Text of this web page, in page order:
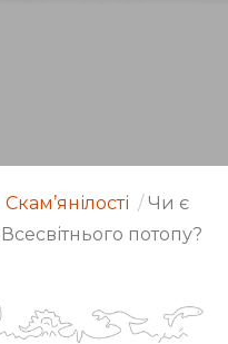
Скам’янілості / Чи є
потопу?